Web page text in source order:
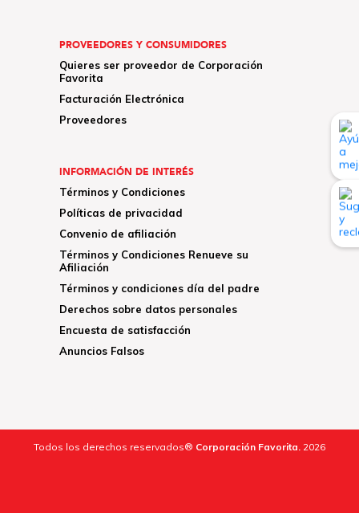
PROVEEDORES Y CONSUMIDORES
Quieres ser proveedor de Corporación
Favorita
Facturación Electrónica
Proveedores
INFORMACIÓN DE INTERÉS
Términos y Condiciones
Políticas de privacidad
Convenio de afiliación
Términos y Condiciones Renueve su
Afiliación
Términos y condiciones día del padre
Derechos sobre datos personales
Encuesta de satisfacción
Anuncios Falsos
Todos los derechos reservados® Corporación Favorita. 2026